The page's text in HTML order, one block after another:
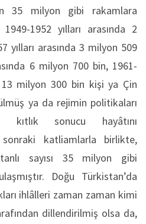
35 milyon gibi rakamlara
1952 yılları arasında 2
yılları arasında 3 milyon 509
6 milyon 700 bin, 1961-
13 milyon 300 bin kişi ya Çin
ya da rejimin politikaları
kıtlık sonucu hayâtını
katliamlarla birlikte,
sayısı 35 milyon gibi
Doğu Türkistan’da
ihlâlleri zaman zaman kimi
dillendirilmiş olsa da,